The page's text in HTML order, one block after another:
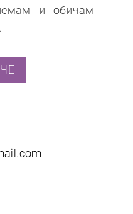
и обичам